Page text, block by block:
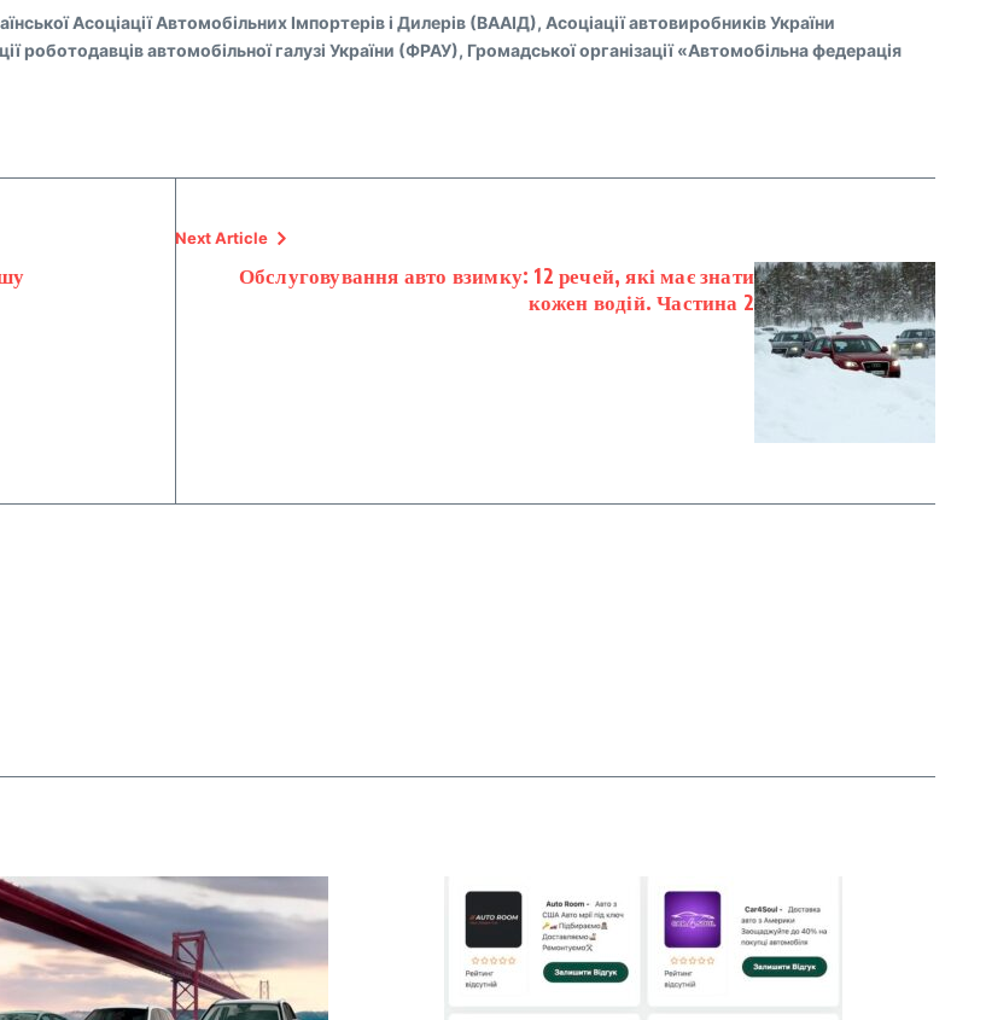
Асоціації Автомобільних Імпортерів і Дилерів (ВААІД), Асоціації автовиробників України
автомобільної галузі України (ФРАУ), Громадської організації «Автомобільна федерація
Next Article
Обслуговування авто взимку: 12 речей, які має знати
кожен водій. Частина 2